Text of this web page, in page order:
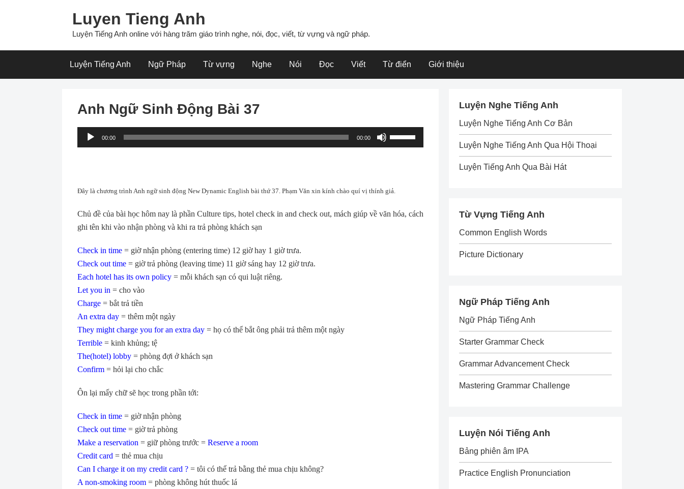
Luyen Tieng Anh
Luyện Tiếng Anh online với hàng trăm giáo trình nghe, nói, đọc, viết, từ vựng và ngữ pháp.
Luyện Tiếng Anh Ngữ Pháp Từ vựng Nghe Nói Đọc Viết Từ điển Giới thiệu
Anh Ngữ Sinh Động Bài 37
Audio
Player
00:00 00:00
Up/Down
or
Đây là chương trình Anh ngữ sinh động New Dynamic English bài thứ 37. Phạm Văn xin kính chào quí vị thính giả.
Chủ đề của bài học hôm nay là phần Culture tips, hotel check in and check out, mách giúp về văn hóa, cách
ghi tên khi vào nhận phòng và khi ra trả phòng khách sạn
Check in time = giờ nhận phòng (entering time) 12 giờ hay 1 giờ trưa.
Check out time = giờ trả phòng (leaving time) 11 giờ sáng hay 12 giờ trưa.
Each hotel has its own policy = mỗi khách sạn có qui luật riêng.
Let you in = cho vào
Charge = bắt trả tiền
An extra day = thêm một ngày
They might charge you for an extra day = họ có thể bắt ông phải trả thêm một ngày
Terrible = kinh khủng; tệ
The(hotel) lobby = phòng đợi ở khách sạn
Confirm = hỏi lại cho chắc
Ôn lại mấy chữ sẽ học trong phần tới:
Check in time = giờ nhận phòng
Check out time = giờ trả phòng
Make a reservation = giữ phòng trước = Reserve a room
Credit card = thẻ mua chịu
Can I charge it on my credit card ? = tôi có thể trả bằng thẻ mua chịu không?
A non-smoking room = phòng không hút thuốc lá
Luyện Nghe Tiếng Anh
Luyện Nghe Tiếng Anh Cơ Bản
Luyện Nghe Tiếng Anh Qua Hội Thoại
Luyện Tiếng Anh Qua Bài Hát
Từ Vựng Tiếng Anh
Common English Words
Picture Dictionary
Ngữ Pháp Tiếng Anh
Ngữ Pháp Tiếng Anh
Starter Grammar Check
Grammar Advancement Check
Mastering Grammar Challenge
Luyện Nói Tiếng Anh
Bảng phiên âm IPA
Practice English Pronunciation